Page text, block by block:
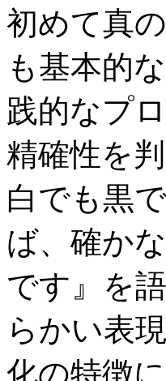
初めて真
も基本的
践的なプ
精確性を
白でも黒
ば、確か
です』を
らかい表
化の特徴